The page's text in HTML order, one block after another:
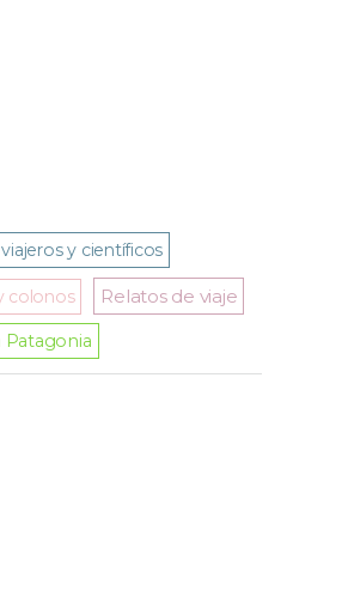
y científicos
colonos Relatos de viaje
Patagonia